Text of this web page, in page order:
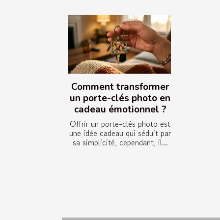
Comment transformer
un porte-clés photo en
cadeau émotionnel ?
Offrir un porte-clés photo est
une idée cadeau qui séduit par
sa simplicité, cependant, il...